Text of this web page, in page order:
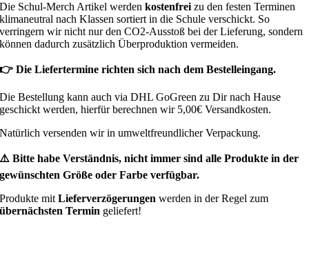
Die Schul-Merch Artikel werdenkostenfrei zu den festen Terminen
klimaneutral nach Klassen sortiert in die Schule verschickt. So
verringern wir nicht nur den CO2-Ausstoß bei der Lieferung, sondern
können dadurch zusätzlich Überproduktion vermeiden.
👉 Die Liefertermine richten sich nach dem Bestelleingang.
Die Bestellung kann auch via DHL GoGreen zu Dir nach Hause
geschickt werden, hierfür berechnen wir 5,00€ Versandkosten.
Natürlich versenden wir in umweltfreundlicher Verpackung.
⚠️ Bitte habe Verständnis, nicht immer sind alle Produkte in der
gewünschten Größe oder Farbe verfügbar.
Produkte mitLieferverzögerungen werden in der Regel zum
übernächsten Termin geliefert!